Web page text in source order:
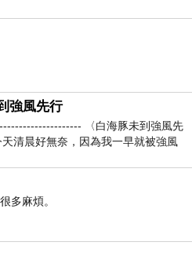
強風先行
〈白海豚未到強風先
晨好無奈，因為我一早就被強風
多麻煩。